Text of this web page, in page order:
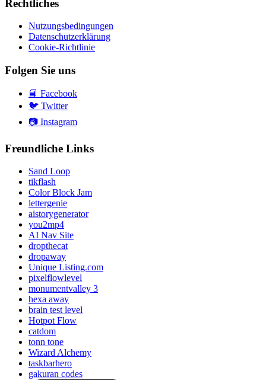
Rechtliches
Nutzungsbedingungen
Datenschutzerklärung
Cookie-Richtlinie
Folgen Sie uns
📘 Facebook
🐦 Twitter
📷 Instagram
Freundliche Links
Sand Loop
tikflash
Color Block Jam
lettergenie
aistorygenerator
you2mp4
AI Nav Site
dropthecat
dropaway
Unique Listing.com
pixelflowlevel
monumentvalley 3
hexa away
brain test level
Hotpot Flow
catdom
tonn tone
Wizard Alchemy
taskbarhero
gakuran codes